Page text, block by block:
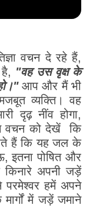
वचन दे रहे हैं,
"वह उस वृक्ष के
आप और मैं भी
व्यक्ति। वह
दृढ़ नींव होगा,
वचन को देखें कि
हैं कि यह जल के
इतना पोषित और
अपनी जड़ें
परमेश्वर हमें अपने
में जड़ें जमाने
सही हो।